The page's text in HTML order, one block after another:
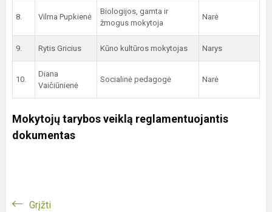
8. Vilma Pupkienė
Biologijos, gamta ir
žmogus mokytoja
Narė
9. Rytis Gricius Kūno kultūros mokytojas Narys
10.
Diana
Vaičiūnienė
Socialinė pedagogė Narė
Mokytojų tarybos veiklą reglamentuojantis
dokumentas
Grįžti